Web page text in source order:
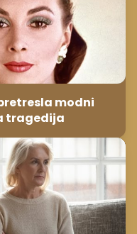
modni
tragedija